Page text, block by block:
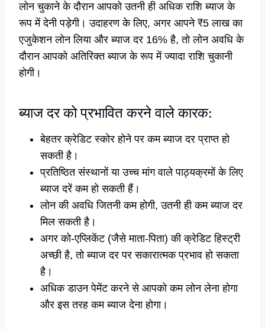
लोन चुकाने के दौरान आपको उतनी ही अधिक राशि ब्याज के
रूप में देनी पड़ेगी। उदाहरण के लिए, अगर आपने ₹5 लाख का
एजुकेशन लोन लिया और ब्याज दर 16% है, तो लोन अवधि के
दौरान आपको अतिरिक्त ब्याज के रूप में ज्यादा राशि चुकानी
होगी।
ब्याज दर को प्रभावित करने वाले कारक:
बेहतर क्रेडिट स्कोर होने पर कम ब्याज दर प्राप्त हो
सकती है।
प्रतिष्ठित संस्थानों या उच्च मांग वाले पाठ्यक्रमों के लिए
ब्याज दरें कम हो सकती हैं।
लोन की अवधि जितनी कम होगी, उतनी ही कम ब्याज दर
मिल सकती है।
अगर को-एप्लिकेंट (जैसे माता-पिता) की क्रेडिट हिस्ट्री
अच्छी है, तो ब्याज दर पर सकारात्मक प्रभाव हो सकता
है।
अधिक डाउन पेमेंट करने से आपको कम लोन लेना होगा
और इस तरह कम ब्याज देना होगा।